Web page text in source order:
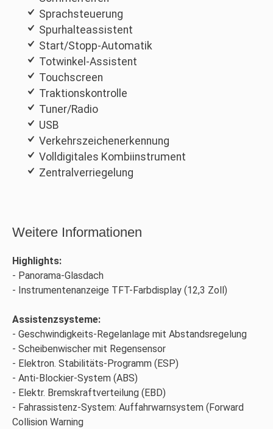
Sprachsteuerung
Spurhalteassistent
Start/Stopp-Automatik
Totwinkel-Assistent
Touchscreen
Traktionskontrolle
Tuner/Radio
USB
Verkehrszeichenerkennung
Volldigitales Kombiinstrument
Zentralverriegelung
Weitere Informationen
Highlights:
Panorama-Glasdach
Instrumentenanzeige TFT-Farbdisplay (12,3 Zoll)
Assistenzsysteme:
Geschwindigkeits-Regelanlage mit Abstandsregelung
Scheibenwischer mit Regensensor
Elektron. Stabilitäts-Programm (ESP)
Anti-Blockier-System (ABS)
Elektr. Bremskraftverteilung (EBD)
Fahrassistenz-System: Auffahrwarnsystem (Forward
Collision Warning